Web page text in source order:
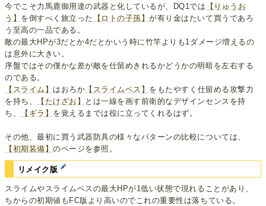
今でこそ力馬鹿御用達の武器と化しているが、DQ1では
【りゅうお
う】 を倒すべく旅立った 【ロトの子孫】が有り金はたいて買うであろ
う至高の一品である。
敵の最大HPが3だとか4だとかいう時に竹竿よりも1ダメージ増えるの
は意外に大きい。
序盤ではその僅かな差が敵を仕留めきれるかどうかの明暗を左右する
のである。
【スライム】 はおろか 【スライムベス】 をもたやすく仕留める攻撃力
を持ち、
【たけざお】
とは一線を画す前衛的なデザインセンスを持
ち、
【ギラ】 を覚えるまでは役に立ってくれるはず。
その他、最初に買う武器防具の様々なパターンの比較については、
【初期装備】のページを参照。
リメイク版
スライムやスライムベスの最大HPが1低い状態で現れることがあり、
ちからの初期値もFC版より高いのでこれの重要性は落ちている。